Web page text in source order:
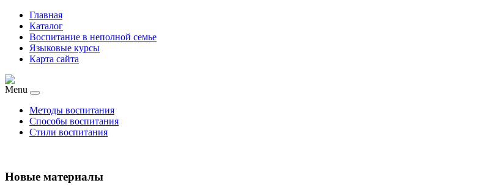
Главная
Каталог
Воспитание в неполной семье
Языковые курсы
Карта сайта
Menu
Методы воспитания
Способы воспитания
Стили воспитания
Новые материалы